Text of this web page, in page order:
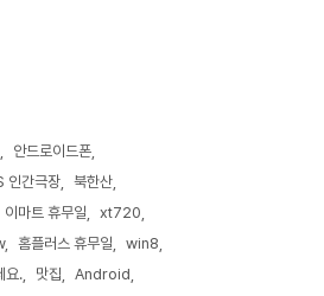
안드로이드폰
인간극장
북한산
이마트 휴무일
xt720
홈플러스 휴무일
win8
요.
맛집
Android